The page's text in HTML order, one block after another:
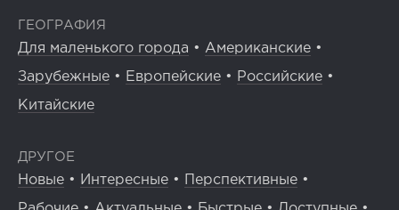
ГЕОГРАФИЯ
Для маленького города • Американские •
Зарубежные • Европейские • Российские •
Китайские
ДРУГОЕ
Новые • Интересные • Перспективные •